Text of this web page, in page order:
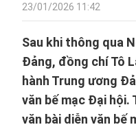
23/01/2026 11:42
Sau khi thông qua
Đảng, đồng chí Tô
hành Trung ương
văn bế mạc Đại
văn bài diễn văn bế